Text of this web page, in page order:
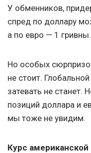
У обменников,
спред по доллару
а по евро — 1 гривны.
Но особых
не стоит.
затевать не станет.
позиций доллара и
мы тоже не увидим.
Курс